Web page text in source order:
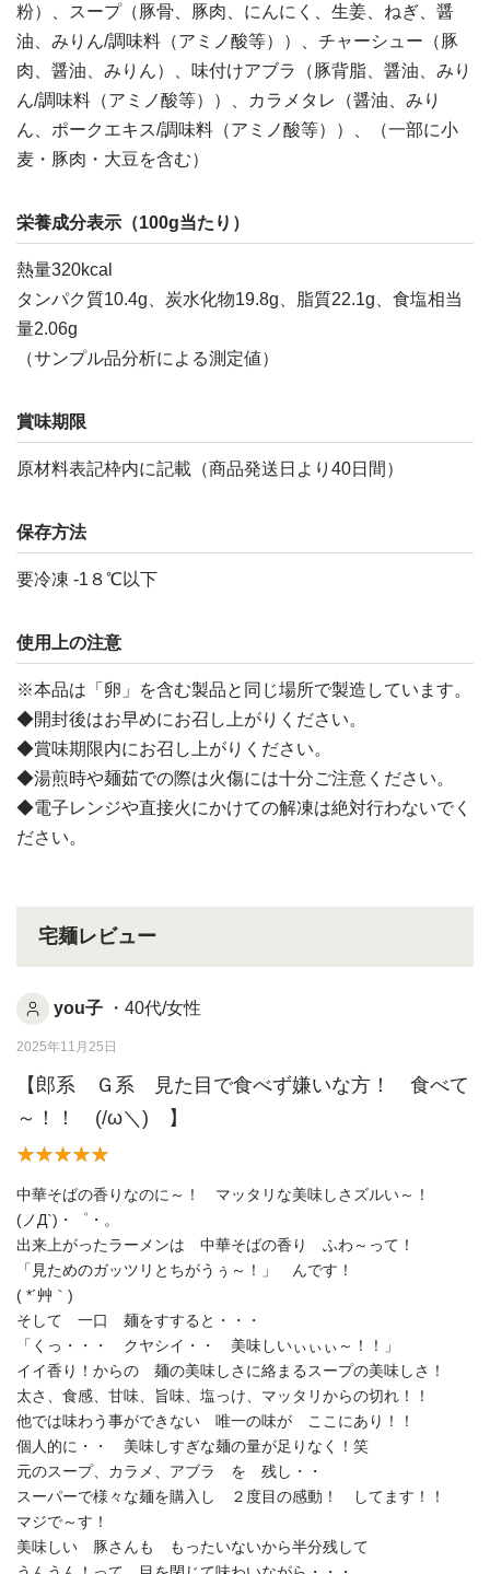
粉）、スープ（豚骨、豚肉、にんにく、生姜、ねぎ、醤
油、みりん/調味料（アミノ酸等））、チャーシュー（豚
肉、醤油、みりん）、味付けアブラ（豚背脂、醤油、みり
ん/調味料（アミノ酸等））、カラメタレ（醤油、みり
ん、ポークエキス/調味料（アミノ酸等））、（一部に小
麦・豚肉・大豆を含む）
栄養成分表示（100g当たり）
熱量320kcal
タンパク質10.4g、炭水化物19.8g、脂質22.1g、食塩相当
量2.06g
（サンプル品分析による測定値）
賞味期限
原材料表記枠内に記載（商品発送日より40日間）
保存方法
要冷凍 -1８℃以下
使用上の注意
※本品は「卵」を含む製品と同じ場所で製造しています。
◆開封後はお早めにお召し上がりください。
◆賞味期限内にお召し上がりください。
◆湯煎時や麺茹での際は火傷には十分ご注意ください。
◆電子レンジや直接火にかけての解凍は絶対行わないでく
ださい。
宅麺レビュー
you子 ・40代/女性
2025年11月25日
【郎系 Ｇ系 見た目で食べず嫌いな方！ 食べて
～！！ (/ω＼) 】
中華そばの香りなのに～！ マッタリな美味しさズルい～！
(ノД`)・゜・。
出来上がったラーメンは 中華そばの香り ふわ～って！
「見ためのガッツリとちがうぅ～！」 んです！
( *´艸｀)
そして 一口 麺をすすると・・・
「くっ・・・ クヤシイ・・ 美味しいぃぃぃ～！！」
イイ香り！からの 麺の美味しさに絡まるスープの美味しさ！
太さ、食感、甘味、旨味、塩っけ、マッタリからの切れ！！
他では味わう事ができない 唯一の味が ここにあり！！
個人的に・・ 美味しすぎな麺の量が足りなく！笑
元のスープ、カラメ、アブラ を 残し・・
スーパーで様々な麺を購入し ２度目の感動！ してます！！
マジで～す！
美味しい 豚さんも もったいないから半分残して